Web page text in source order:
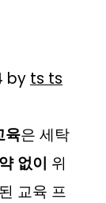
by ts ts
육은 세탁
없이 위
교육 프